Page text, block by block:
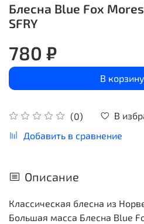
Блесна Blue Fox
SFRY
(0)
В
Добавить в сравнение
780 ₽
В корзину
Описание
Классическая блесна из
Большая масса Блесна Blue